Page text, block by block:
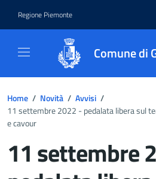
Regione Piemonte
Comune di
Home / Novità / Avvisi /
11 settembre 2022 - pedalata libera sul
e cavour
11 settembre